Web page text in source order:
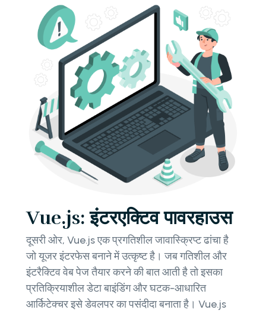
Vue.js: इंटरएक्टिव पावरहाउस
दूसरी ओर, Vue.js एक प्रगतिशील जावास्क्रिप्ट ढांचा है
जो यूजर इंटरफेस बनाने में उत्कृष्ट है। जब गतिशील और
इंटरैक्टिव वेब पेज तैयार करने की बात आती है तो इसका
प्रतिक्रियाशील डेटा बाइंडिंग और घटक-आधारित
आर्किटेक्चर इसे डेवलपर का पसंदीदा बनाता है। Vue.js